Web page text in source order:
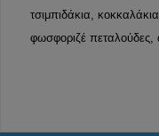
τσιμπιδάκια,
φωσφοριζέ πεταλούδες,